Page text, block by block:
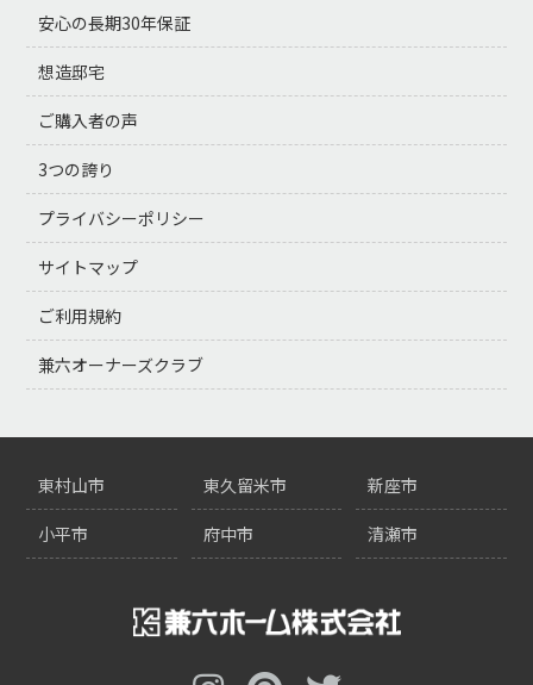
安心の長期30年保証
想造邸宅
ご購入者の声
3つの誇り
プライバシーポリシー
サイトマップ
ご利用規約
兼六オーナーズクラブ
東村山市 東久留米市 新座市
小平市 府中市 清瀬市